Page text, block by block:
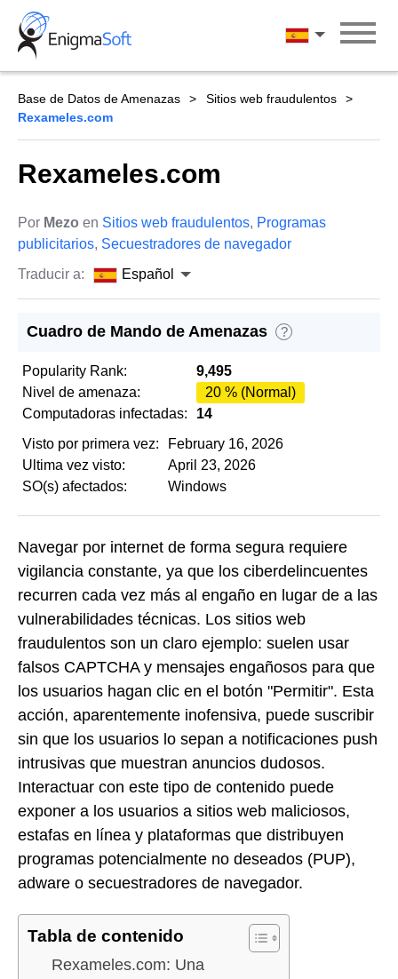
Skip
content
Español
Base de Datos de Amenazas
Sitios web fraudulentos
Rexameles.com
Rexameles.com
Por Mezo en Sitios web fraudulentos, Programas
publicitarios, Secuestradores de navegador
Traducir a:
Español
Cuadro de Mando de Amenazas ?
Popularity Rank:
9,495
Nivel de amenaza:
20 % (Normal)
Computadoras infectadas:
14
Visto por primera vez:
February 16, 2026
Ultima vez visto:
April 23, 2026
SO(s) afectados:
Windows
Navegar por internet de forma segura requiere
vigilancia constante, ya que los ciberdelincuentes
recurren cada vez más al engaño en lugar de a las
vulnerabilidades técnicas. Los sitios web
fraudulentos son un claro ejemplo: suelen usar
falsos CAPTCHA y mensajes engañosos para que
los usuarios hagan clic en el botón "Permitir". Esta
acción, aparentemente inofensiva, puede suscribir
sin que los usuarios lo sepan a notificaciones push
intrusivas que muestran anuncios dudosos.
Interactuar con este tipo de contenido puede
exponer a los usuarios a sitios web maliciosos,
estafas en línea y plataformas que distribuyen
programas potencialmente no deseados (PUP),
adware o secuestradores de navegador.
Tabla de contenido
Rexameles.com: Una